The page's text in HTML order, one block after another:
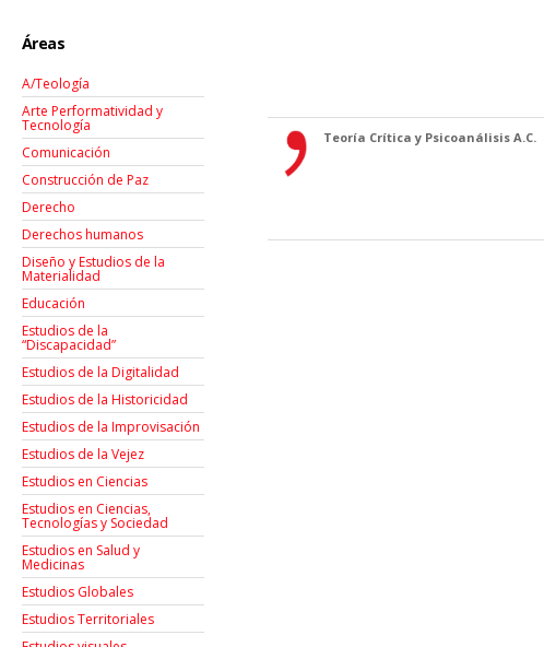
Áreas
A/Teología
Arte Performatividad y
Tecnología
Comunicación
Construcción de Paz
Derecho
Derechos humanos
Diseño y Estudios de la
Materialidad
Educación
Estudios de la
“Discapacidad”
Estudios de la Digitalidad
Estudios de la Historicidad
Estudios de la Improvisación
Estudios de la Vejez
Estudios en Ciencias
Estudios en Ciencias,
Tecnologías y Sociedad
Estudios en Salud y
Medicinas
Estudios Globales
Estudios Territoriales
Teoría Crítica y Psicoanálisis A.C.